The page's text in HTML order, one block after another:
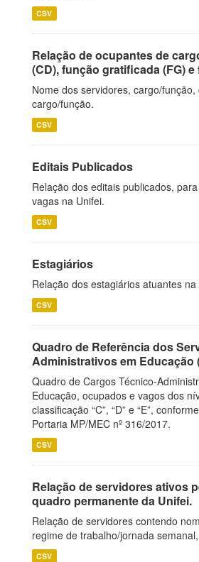
CSV
Relação de ocupantes de
(CD), função gratificada (FG) e
Nome dos servidores, cargo/função,
cargo/função.
CSV
Editais Publicados
Relação dos editais publicados,
vagas na Unifei.
CSV
Estagiários
Relação dos estagiários atuantes na
CSV
Quadro de Referência dos
Administrativos em Educação
Quadro de Cargos Técnico-
Educação, ocupados e vagos dos
classificação “C”, “D” e “E”,
Portaria MP/MEC nº 316/2017.
CSV
Relação de servidores ativos
quadro permanente da Unifei.
Relação de servidores contendo
regime de trabalho/jornada
CSV